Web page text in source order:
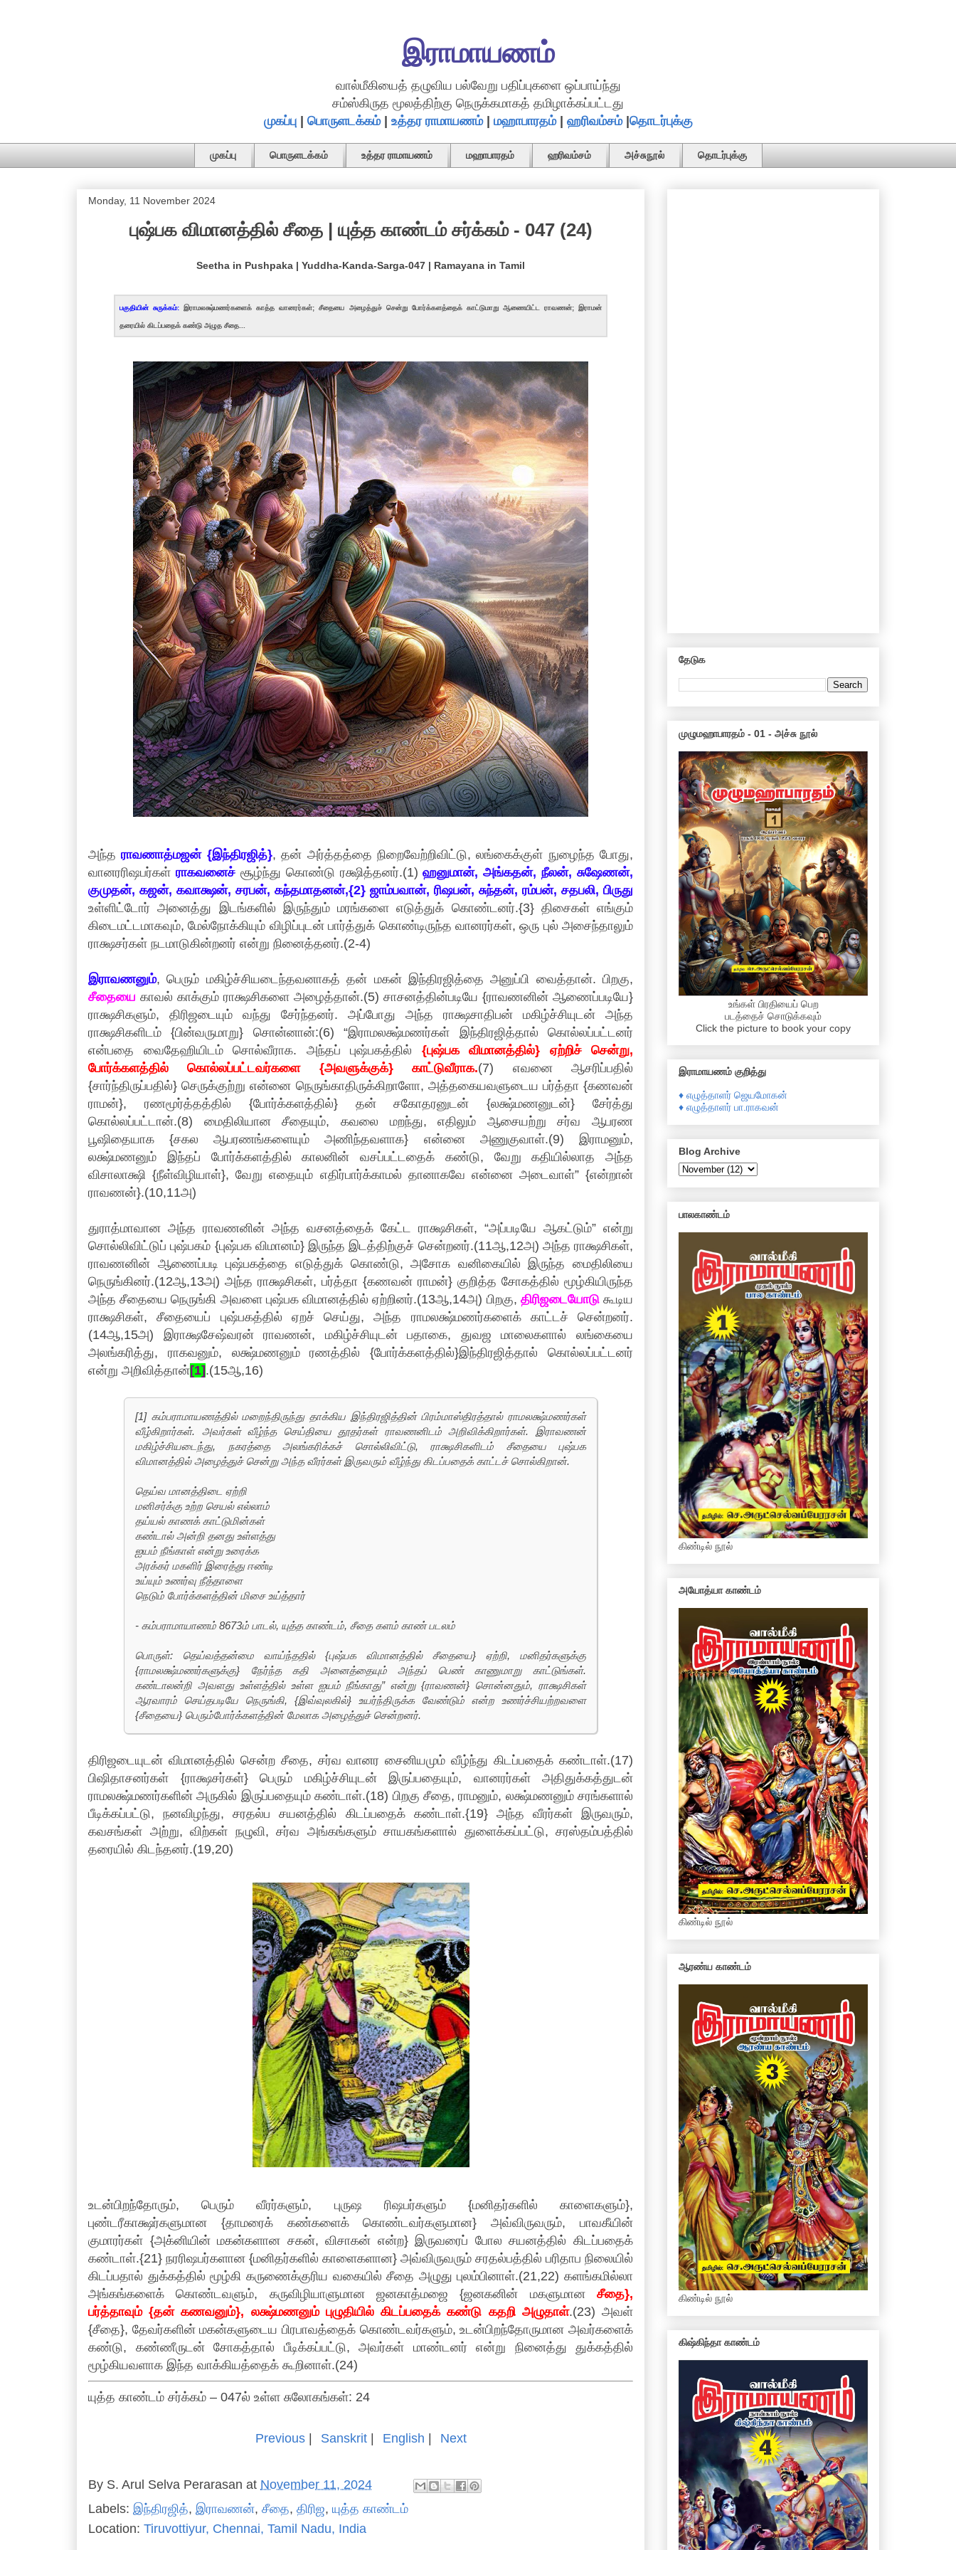
இராமாயணம்
வால்மீகியைத் தழுவிய பல்வேறு பதிப்புகளை ஒப்பாய்ந்து
சம்ஸ்கிருத மூலத்திற்கு நெருக்கமாகத் தமிழாக்கப்பட்டது
முகப்பு| பொருளடக்கம்| உத்தர ராமாயணம்| மஹாபாரதம்| ஹரிவம்சம்| தொடர்புக்கு
முகப்பு பொருளடக்கம் உத்தர ராமாயணம் மஹாபாரதம் ஹரிவம்சம் அச்சுநூல் தொடர்புக்கு
Monday, 11 November 2024
புஷ்பக விமானத்தில் சீதை | யுத்த காண்டம் சர்க்கம் - 047 (24)
Seetha in Pushpaka | Yuddha-Kanda-Sarga-047 | Ramayana in Tamil
பகுதியின் சுருக்கம்: இராமலக்ஷ்மணர்களைக் காத்த வானரர்கள்; சீதையை அழைத்துச் சென்று போர்க்களத்தைக் காட்டுமாறு ஆணையிட்ட ராவணன்; இராமன்
தரையில் கிடப்பதைக் கண்டு அழுத சீதை...
அந்தராவணாத்மஜன் {இந்திரஜித்}, தன் அர்த்தத்தை நிறைவேற்றிவிட்டு, லங்கைக்குள் நுழைந்த போது,
வானரரிஷபர்கள் ராகவனைச்சூழ்ந்து கொண்டு ரக்ஷித்தனர்.(1)ஹனுமான், அங்கதன், நீலன், சுஷேணன்,
குமுதன், கஜன், கவாக்ஷன், சரபன், கந்தமாதனன்,{2} ஜாம்பவான், ரிஷபன், சுந்தன், ரம்பன், சதபலி, பிருது
உள்ளிட்டோர் அனைத்து இடங்களில் இருந்தும் மரங்களை எடுத்துக் கொண்டனர்.{3} திசைகள் எங்கும்
கிடைமட்டமாகவும், மேல்நோக்கியும் விழிப்புடன் பார்த்துக் கொண்டிருந்த வானரர்கள், ஒரு புல் அசைந்தாலும்
ராக்ஷசர்கள் நடமாடுகின்றனர் என்று நினைத்தனர்.(2-4)
இராவணனும், பெரும் மகிழ்ச்சியடைந்தவனாகத் தன் மகன் இந்திரஜித்தை அனுப்பி வைத்தான். பிறகு,
சீதையை காவல் காக்கும் ராக்ஷசிகளை அழைத்தான்.(5) சாசனத்தின்படியே {ராவணனின் ஆணைப்படியே}
ராக்ஷசிகளும், திரிஜடையும் வந்து சேர்ந்தனர். அப்போது அந்த ராக்ஷசாதிபன் மகிழ்ச்சியுடன் அந்த
ராக்ஷசிகளிடம் {பின்வருமாறு} சொன்னான்:(6) “இராமலக்ஷ்மணர்கள் இந்திரஜித்தால் கொல்லப்பட்டனர்
என்பதை வைதேஹியிடம் சொல்வீராக. அந்தப் புஷ்பகத்தில் {புஷ்பக விமானத்தில்} ஏற்றிச் சென்று,
போர்க்களத்தில் கொல்லப்பட்டவர்களை {அவளுக்குக்} காட்டுவீராக.(7) எவனை ஆசரிப்பதில்
{சார்ந்திருப்பதில்} செருக்குற்று என்னை நெருங்காதிருக்கிறாளோ, அத்தகையவளுடைய பர்த்தா {கணவன்
ராமன்}, ரணமூர்த்தத்தில் {போர்க்களத்தில்} தன் சகோதரனுடன் {லக்ஷ்மணனுடன்} சேர்த்து
கொல்லப்பட்டான்.(8) மைதிலியான சீதையும், கவலை மறந்து, எதிலும் ஆசையற்று சர்வ ஆபரண
பூஷிதையாக {சகல ஆபரணங்களையும் அணிந்தவளாக} என்னை அணுகுவாள்.(9) இராமனும்,
லக்ஷ்மணனும் இந்தப் போர்க்களத்தில் காலனின் வசப்பட்டதைக் கண்டு, வேறு கதியில்லாத அந்த
விசாலாக்ஷி {நீள்விழியாள்}, வேறு எதையும் எதிர்பார்க்காமல் தானாகவே என்னை அடைவாள்” {என்றான்
ராவணன்}.(10,11அ)
துராத்மாவான அந்த ராவணனின் அந்த வசனத்தைக் கேட்ட ராக்ஷசிகள், “அப்படியே ஆகட்டும்” என்று
சொல்லிவிட்டுப் புஷ்பகம் {புஷ்பக விமானம்} இருந்த இடத்திற்குச் சென்றனர்.(11ஆ,12அ) அந்த ராக்ஷசிகள்,
ராவணனின் ஆணைப்படி புஷ்பகத்தை எடுத்துக் கொண்டு, அசோக வனிகையில் இருந்த மைதிலியை
நெருங்கினர்.(12ஆ,13அ) அந்த ராக்ஷசிகள், பர்த்தா {கணவன் ராமன்} குறித்த சோகத்தில் மூழ்கியிருந்த
அந்த சீதையை நெருங்கி அவளை புஷ்பக விமானத்தில் ஏற்றினர்.(13ஆ,14அ) பிறகு, திரிஜடையோடுகூடிய
ராக்ஷசிகள், சீதையைப் புஷ்பகத்தில் ஏறச் செய்து, அந்த ராமலக்ஷ்மணர்களைக் காட்டச் சென்றனர்.
(14ஆ,15அ) இராக்ஷசேஷ்வரன் ராவணன், மகிழ்ச்சியுடன் பதாகை, துவஜ மாலைகளால் லங்கையை
அலங்கரித்து, ராகவனும், லக்ஷ்மணனும் ரணத்தில் {போர்க்களத்தில்}இந்திரஜித்தால் கொல்லப்பட்டனர்
என்று அறிவித்தான்[1] .(15ஆ,16)
[1] கம்பராமாயணத்தில் மறைந்திருந்து தாக்கிய இந்திரஜித்தின் பிரம்மாஸ்திரத்தால் ராமலக்ஷ்மணர்கள்
வீழ்கிறார்கள். அவர்கள் வீழ்ந்த செய்தியை தூதர்கள் ராவணனிடம் அறிவிக்கிறார்கள். இராவணன்
மகிழ்ச்சியடைந்து, நகரத்தை அலங்கரிக்கச் சொல்லிவிட்டு, ராக்ஷசிகளிடம் சீதையை புஷ்பக
விமானத்தில் அழைத்துச் சென்று அந்த வீரர்கள் இருவரும் வீழ்ந்து கிடப்பதைக் காட்டச் சொல்கிறான்.
தெய்வ மானத்திடை ஏற்றி
மனிசர்க்கு உற்ற செயல் எல்லாம்
தய்யல் காணக் காட்டுமின்கள்
கண்டால் அன்றி தனது உள்ளத்து
ஐயம் நீங்காள் என்று உரைக்க
அரக்கர் மகளிர் இரைத்து ஈண்டி
உய்யும் உணர்வு நீத்தாளை
நெடும் போர்க்களத்தின் மிசை உய்த்தார்
- கம்பராமாயாணம் 8673ம் பாடல், யுத்த காண்டம், சீதை களம் காண் படலம்
பொருள்: தெய்வத்தன்மை வாய்ந்ததில் {புஷ்பக விமானத்தில் சீதையை} ஏற்றி, மனிதர்களுக்கு
{ராமலக்ஷ்மணர்களுக்கு} நேர்ந்த கதி அனைத்தையும் அந்தப் பெண் காணுமாறு காட்டுங்கள்.
கண்டாலன்றி அவளது உள்ளத்தில் உள்ள ஐயம் நீங்காது” என்று {ராவணன்} சொன்னதும், ராக்ஷசிகள்
ஆரவாரம் செய்தபடியே நெருங்கி, {இவ்வுலகில்} உயர்ந்திருக்க வேண்டும் என்ற உணர்ச்சியற்றவளை
{சீதையை} பெரும்போர்க்களத்தின் மேலாக அழைத்துச் சென்றனர்.
திரிஜடையுடன் விமானத்தில் சென்ற சீதை, சர்வ வானர சைனியமும் வீழ்ந்து கிடப்பதைக் கண்டாள்.(17)
பிஷிதாசனர்கள் {ராக்ஷசர்கள்} பெரும் மகிழ்ச்சியுடன் இருப்பதையும், வானரர்கள் அதிதுக்கத்துடன்
ராமலக்ஷ்மணர்களின் அருகில் இருப்பதையும் கண்டாள்.(18) பிறகு சீதை, ராமனும், லக்ஷ்மணனும் சரங்களால்
பீடிக்கப்பட்டு, நனவிழந்து, சரதல்ப சயனத்தில் கிடப்பதைக் கண்டாள்.{19} அந்த வீரர்கள் இருவரும்,
கவசங்கள் அற்று, விற்கள் நழுவி, சர்வ அங்கங்களும் சாயகங்களால் துளைக்கப்பட்டு, சரஸ்தம்பத்தில்
தரையில் கிடந்தனர்.(19,20)
உடன்பிறந்தோரும், பெரும் வீரர்களும், புருஷ ரிஷபர்களும் {மனிதர்களில் காளைகளும்},
புண்டரீகாக்ஷர்களுமான {தாமரைக் கண்களைக் கொண்டவர்களுமான} அவ்விருவரும், பாவகீயின்
குமாரர்கள் {அக்னியின் மகன்களான சகன், விசாகன் என்ற} இருவரைப் போல சயனத்தில் கிடப்பதைக்
கண்டாள்.{21} நரரிஷபர்களான {மனிதர்களில் காளைகளான} அவ்விருவரும் சரதல்பத்தில் பரிதாப நிலையில்
கிடப்பதால் துக்கத்தில் மூழ்கி கருணைக்குரிய வகையில் சீதை அழுது புலம்பினாள்.(21,22) களங்கமில்லா
அங்கங்களைக் கொண்டவளும், கருவிழியாளுமான ஜனகாத்மஜை {ஜனகனின் மகளுமான சீதை},
பர்த்தாவும் {தன் கணவனும்}, லக்ஷ்மணனும் புழுதியில் கிடப்பதைக் கண்டு கதறி அழுதாள்.(23) அவள்
{சீதை}, தேவர்களின் மகன்களுடைய பிரபாவத்தைக் கொண்டவர்களும், உடன்பிறந்தோருமான அவர்களைக்
கண்டு, கண்ணீருடன் சோகத்தால் பீடிக்கப்பட்டு, அவர்கள் மாண்டனர் என்று நினைத்து துக்கத்தில்
மூழ்கியவளாக இந்த வாக்கியத்தைக் கூறினாள்.(24)
யுத்த காண்டம் சர்க்கம் – 047ல் உள்ள சுலோகங்கள்: 24
Previous| Sanskrit| English Next
By S. Arul Selva Perarasan at November 11, 2024
Labels: இந்திரஜித், இராவணன், சீதை, திரிஜ, யுத்த காண்டம்
Location: Tiruvottiyur, Chennai, Tamil Nadu, India
தேடுக
முழுமஹாபாரதம் - 01 - அச்சு நூல்
உங்கள் பிரதியைப் பெற
படத்தைச் சொடுக்கவும்
Click the picture to book your copy
இராமாயணம் குறித்து
♦ எழுத்தாளர் ஜெயமோகன்
♦ எழுத்தாளர் பா.ராகவன்
Blog Archive
பாலகாண்டம்
கிண்டில் நூல்
அயோத்யா காண்டம்
கிண்டில் நூல்
ஆரண்ய காண்டம்
கிண்டில் நூல்
கிஷ்கிந்தா காண்டம்